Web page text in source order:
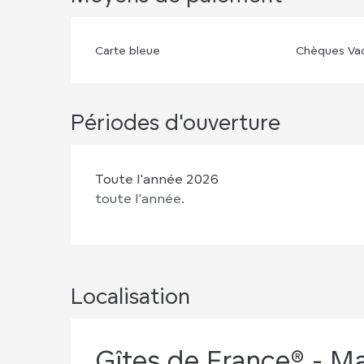
Carte bleue Chèques
Périodes d'ouverture
Toute l'année 2026
toute l'année.
Localisation